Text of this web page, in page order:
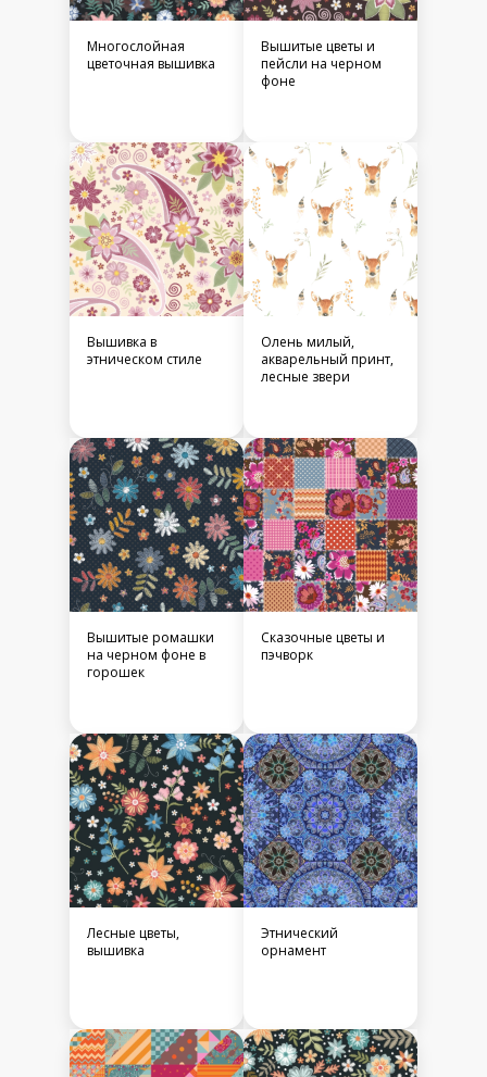
Многослойная
цветочная вышивка
Вышитые цветы и
пейсли на черном
фоне
Вышивка в
этническом стиле
Олень милый,
акварельный принт,
лесные звери
Вышитые ромашки
на черном фоне в
горошек
Сказочные цветы и
пэчворк
Лесные цветы,
вышивка
Этнический
орнамент